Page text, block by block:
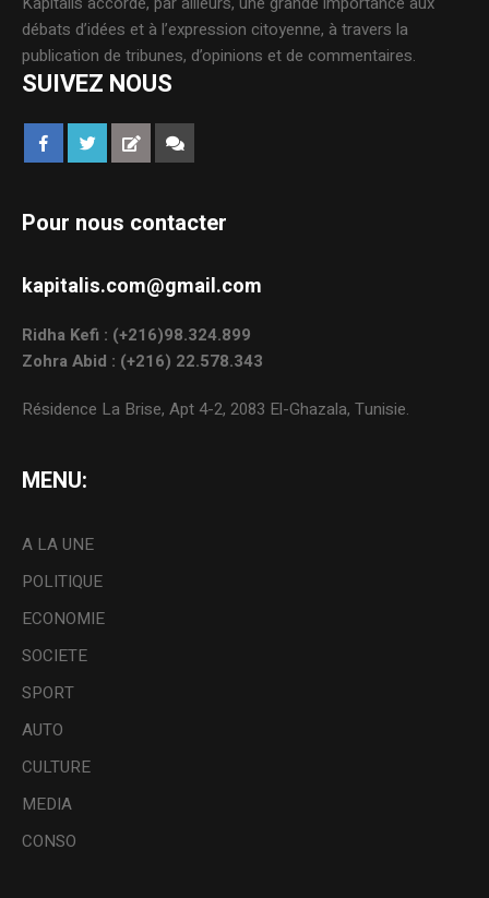
débats d’idées et à l’expression citoyenne, à travers la
publication de tribunes, d’opinions et de commentaires.
SUIVEZ NOUS
Pour nous contacter
kapitalis.com@gmail.com
Ridha Kefi : (+216)98.324.899
Zohra Abid : (+216) 22.578.343
Résidence La Brise, Apt 4-2, 2083 El-Ghazala, Tunisie.
MENU:
A LA UNE
POLITIQUE
ECONOMIE
SOCIETE
SPORT
AUTO
CULTURE
MEDIA
CONSO